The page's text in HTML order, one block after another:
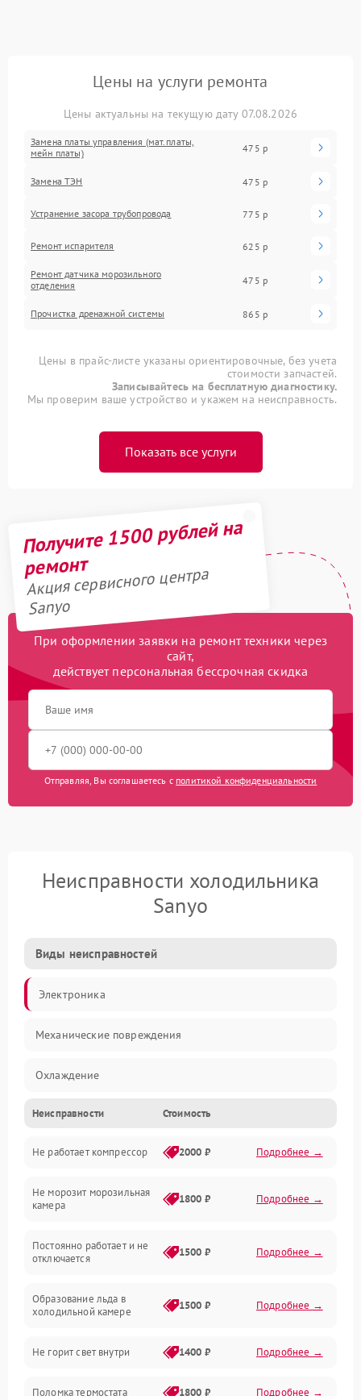
Цены на услуги ремонта
Цены актуальны на текущую дату 07.08.2026
Замена платы управления (мат.платы,
мейн платы)
475 р
Замена ТЭН 475 р
Устранение засора трубопровода 775 р
Ремонт испарителя 625 р
Ремонт датчика морозильного
отделения
475 р
Прочистка дренажной системы 865 р
Цены в прайс-листе указаны ориентировочные, без учета
стоимости запчастей.
Записывайтесь на бесплатную диагностику.
Мы проверим ваше устройство и укажем на неисправность.
Показать все услуги
Получите 1500 рублей на
ремонт
Акция сервисного центра
Sanyo
При оформлении заявки на ремонт техники через
сайт,
действует персональная бессрочная скидка
Отправляя, Вы соглашаетесь с политикой конфиденциальности
Неисправности холодильника
Sanyo
Виды неисправностей
Электроника
Механические повреждения
Охлаждение
Механика
Электропитание
Дренаж
Неисправности Стоимость
Не работает компрессор 2000 ₽ Подробнее →
Не морозит морозильная
камера
1800 ₽ Подробнее →
Постоянно работает и не
отключается
1500 ₽ Подробнее →
Образование льда в
холодильной камере
1500 ₽ Подробнее →
Не горит свет внутри 1400 ₽ Подробнее →
Поломка термостата 1800 ₽ Подробнее →